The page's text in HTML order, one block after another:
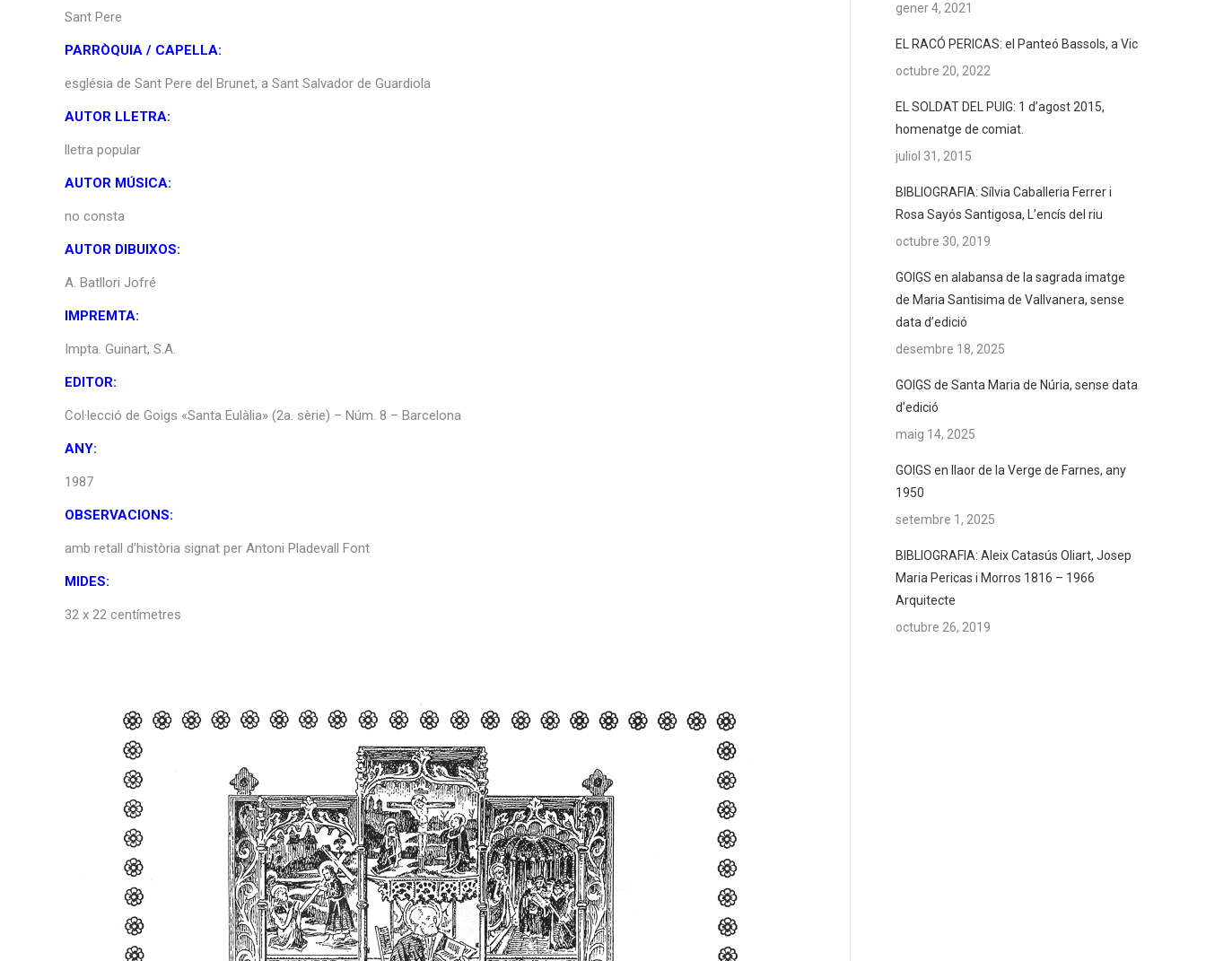
Sant Pere
PARRÒQUIA / CAPELLA:
església de Sant Pere del Brunet, a Sant Salvador de Guardiola
AUTOR LLETRA:
lletra popular
AUTOR MÚSICA:
no consta
AUTOR DIBUIXOS:
A. Batllori Jofré
IMPREMTA:
Impta. Guinart, S.A.
EDITOR:
Col·lecció de Goigs «Santa Eulàlia» (2a. sèrie) – Núm. 8 – Barcelona
ANY:
1987
OBSERVACIONS:
amb retall d’història signat per Antoni Pladevall Font
MIDES:
32 x 22 centímetres
gener 4, 2021
EL RACÓ PERICAS: el Panteó Bassols, a Vic
octubre 20, 2022
EL SOLDAT DEL PUIG: 1 d’agost 2015,
homenatge de comiat.
juliol 31, 2015
BIBLIOGRAFIA: Sílvia Caballeria Ferrer i
Rosa Sayós Santigosa, L’encís del riu
octubre 30, 2019
GOIGS en alabansa de la sagrada imatge
de Maria Santisima de Vallvanera, sense
data d’edició
desembre 18, 2025
GOIGS de Santa Maria de Núria, sense data
d’edició
maig 14, 2025
GOIGS en llaor de la Verge de Farnes, any
1950
setembre 1, 2025
BIBLIOGRAFIA: Aleix Catasús Oliart, Josep
Maria Pericas i Morros 1816 – 1966
Arquitecte
octubre 26, 2019